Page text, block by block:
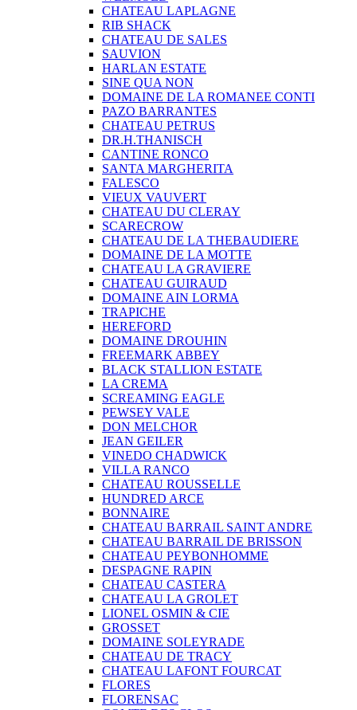
CHATEAU LAPLAGNE
RIB SHACK
CHATEAU DE SALES
SAUVION
HARLAN ESTATE
SINE QUA NON
DOMAINE DE LA ROMANEE CONTI
PAZO BARRANTES
CHATEAU PETRUS
DR.H.THANISCH
CANTINE RONCO
SANTA MARGHERITA
FALESCO
VIEUX VAUVERT
CHATEAU DU CLERAY
SCARECROW
CHATEAU DE LA THEBAUDIERE
DOMAINE DE LA MOTTE
CHATEAU LA GRAVIERE
CHATEAU GUIRAUD
DOMAINE AIN LORMA
TRAPICHE
HEREFORD
DOMAINE DROUHIN
FREEMARK ABBEY
BLACK STALLION ESTATE
LA CREMA
SCREAMING EAGLE
PEWSEY VALE
DON MELCHOR
JEAN GEILER
VINEDO CHADWICK
VILLA RANCO
CHATEAU ROUSSELLE
HUNDRED ARCE
BONNAIRE
CHATEAU BARRAIL SAINT ANDRE
CHATEAU BARRAIL DE BRISSON
CHATEAU PEYBONHOMME
DESPAGNE RAPIN
CHATEAU CASTERA
CHATEAU LA GROLET
LIONEL OSMIN & CIE
GROSSET
DOMAINE SOLEYRADE
CHATEAU DE TRACY
CHATEAU LAFONT FOURCAT
FLORES
FLORENSAC